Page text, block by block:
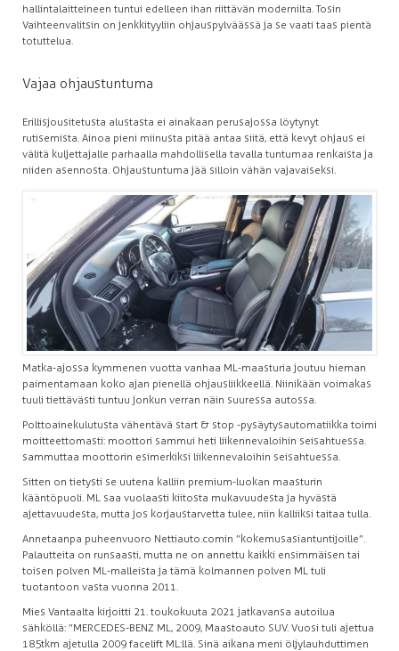
hallintalaitteineen tuntui edelleen ihan riittävän modernilta. Tosin
Vaihteenvalitsin on jenkkityyliin ohjauspylväässä ja se vaati taas pientä
totuttelua.
Vajaa ohjaustuntuma
Erillisjousitetusta alustasta ei ainakaan perusajossa löytynyt
rutisemista. Ainoa pieni miinusta pitää antaa siitä, että kevyt ohjaus ei
välitä kuljettajalle parhaalla mahdollisella tavalla tuntumaa renkaista ja
niiden asennosta. Ohjaustuntuma jää silloin vähän vajavaiseksi.
Matka-ajossa kymmenen vuotta vanhaa ML-maasturia joutuu hieman
paimentamaan koko ajan pienellä ohjausliikkeellä. Niinikään voimakas
tuuli tiettävästi tuntuu jonkun verran näin suuressa autossa.
Polttoainekulutusta vähentävä start & stop -pysäytysautomatiikka toimi
moitteettomasti: moottori sammui heti liikennevaloihin seisahtuessa.
sammuttaa moottorin esimerkiksi liikennevaloihin seisahtuessa.
Sitten on tietysti se uutena kalliin premium-luokan maasturin
kääntöpuoli. ML saa vuolaasti kiitosta mukavuudesta ja hyvästä
ajettavuudesta, mutta jos korjaustarvetta tulee, niin kalliiksi taitaa tulla.
Annetaanpa puheenvuoro Nettiauto.comin ”kokemusasiantuntijoille”.
Palautteita on runsaasti, mutta ne on annettu kaikki ensimmäisen tai
toisen polven ML-malleista ja tämä kolmannen polven ML tuli
tuotantoon vasta vuonna 2011.
Mies Vantaalta kirjoitti 21. toukokuuta 2021 jatkavansa autoilua
sähköllä: ”MERCEDES-BENZ ML, 2009, Maastoauto SUV. Vuosi tuli ajettua
185tkm ajetulla 2009 facelift ML:llä. Sinä aikana meni öljylauhduttimen